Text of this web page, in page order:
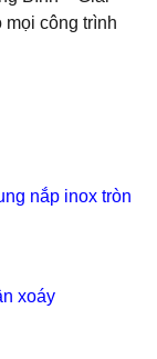
công trình
nắp inox tròn
xoáy